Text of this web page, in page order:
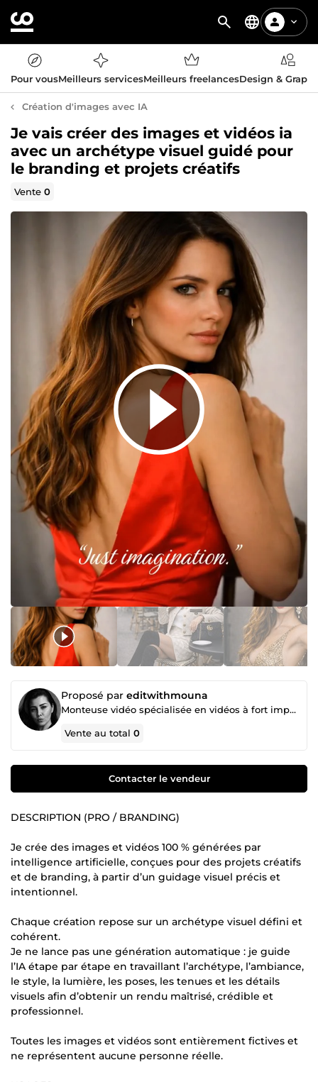
Pour vousMeilleurs servicesMeilleurs freelancesDesign &
Création d'images avec IA
Je vais créer des images et vidéos ia
avec un archétype visuel guidé pour
le branding et projets créatifs
Vente0
Proposé par editwithmouna
Monteuse vidéo spécialisée en vidéos à fort impact émotionnel et publicitaire, optimisées par IA
Vente au total0
Contacter le vendeur
DESCRIPTION (PRO / BRANDING)
Je crée des images et vidéos 100 % générées par
intelligence artificielle, conçues pour des projets créatifs
et de branding, à partir d’un guidage visuel précis et
intentionnel.
Chaque création repose sur un archétype visuel défini et
cohérent.
Je ne lance pas une génération automatique : je guide
l’IA étape par étape en travaillant l’archétype, l’ambiance,
le style, la lumière, les poses, les tenues et les détails
visuels afin d’obtenir un rendu maîtrisé, crédible et
professionnel.
Toutes les images et vidéos sont entièrement fictives et
ne représentent aucune personne réelle.